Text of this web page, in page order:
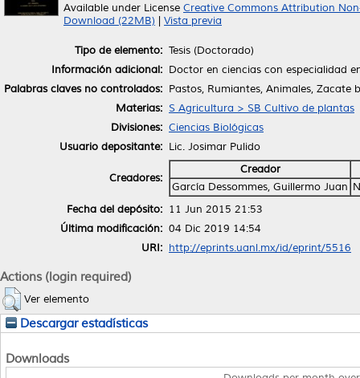
Available under License Creative Commons Attribution
Download (22MB)
Vista previa
Tipo de elemento: Tesis (Doctorado)
Información adicional: Doctor en ciencias con especialidad
Palabras claves no controlados: Pastos, Rumiantes, Animales, Zacate
Materias: S Agricultura > SB Cultivo de plantas
Divisiones: Ciencias Biológicas
Usuario depositante: Lic. Josimar Pulido
Creadores:
Creador
García Dessommes, Guillermo Juan
Fecha del depósito: 11 Jun 2015 21:53
Última modificación: 04 Dic 2019 14:54
URI: http://eprints.uanl.mx/id/eprint/5516
Actions (login required)
Ver elemento
Descargar estadísticas
Downloads